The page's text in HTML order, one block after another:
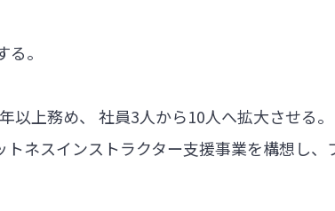
。
上務め、 社員3人から10人へ拡大させる。
ネスインストラクター支援事業を構想し